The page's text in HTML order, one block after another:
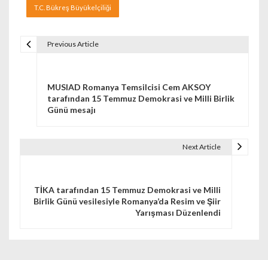
T.C. Bükreş Büyükelçiliği
Previous Article
MUSIAD Romanya Temsilcisi Cem AKSOY
tarafından 15 Temmuz Demokrasi ve Milli Birlik
Günü mesajı
Next Article
TİKA tarafından 15 Temmuz Demokrasi ve Milli
Birlik Günü vesilesiyle Romanya’da Resim ve Şiir
Yarışması Düzenlendi